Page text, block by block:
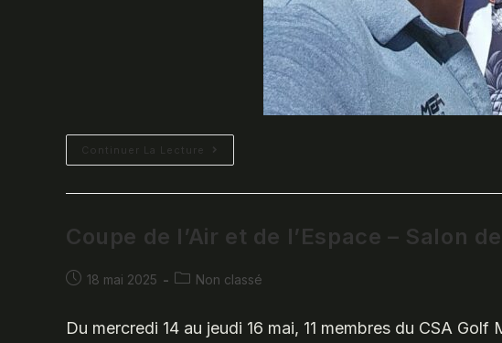
Continuer La Lecture
Finale
FCD
Belle
Performance
Du
Toulon
Coupe de l’Air et de l’Espace – Salon
Publication
18 mai 2025
PostNon classé
Du mercredi 14 au jeudi 16 mai, 11 membres du CSA